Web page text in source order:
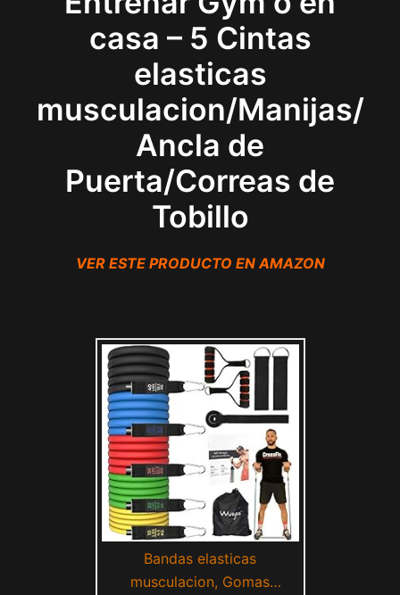
casa – 5 Cintas
elasticas
musculacion/Manijas/
Ancla de
Puerta/Correas de
Tobillo
VER ESTE PRODUCTO EN AMAZON
Bandas elasticas
musculacion, Gomas